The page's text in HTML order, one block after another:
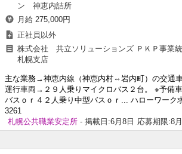
ン 神恵内詰所
月給 275,000円
正社員以外
株式会社 共立ソリューションズ ＰＫＰ事
札幌支店
主な業務→神恵内線（神恵内村⇔岩内町）の交通
運行車両→２９人乗りマイクロバス２台。 ※予備
バスｏｒ４２人乗り中型バスｏｒ... ハローワーク
3261
札幌公共職業安定所 - 掲載日:6月8日 応募期限:8